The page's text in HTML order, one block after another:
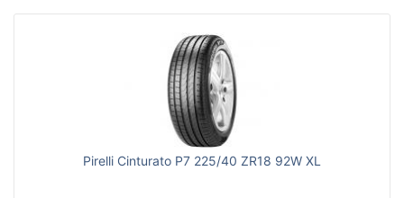
Pirelli Cinturato P7 225/40 ZR18 92W XL